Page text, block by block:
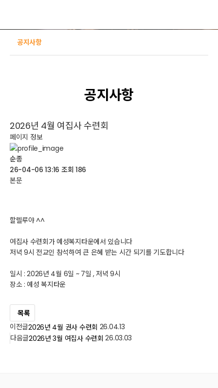
공지사항
공지사항
2026년 4월 여집사 수련회
페이지 정보
순종
26-04-06 13:16 조회 186
본문
할렐루야 ^^
여집사 수련회가 예성복지타운에서 있습니다
저녁 9시 전교인 참석하여 큰 은혜 받는 시간 되기를 기도합니다
일시 : 2026년 4월 6일 ~ 7일 , 저녁 9시
장소 : 예성 복지타운​
목록
이전글2026년 4월 권사 수련회 26.04.13
다음글2026년 3월 여집사 수련회 26.03.03